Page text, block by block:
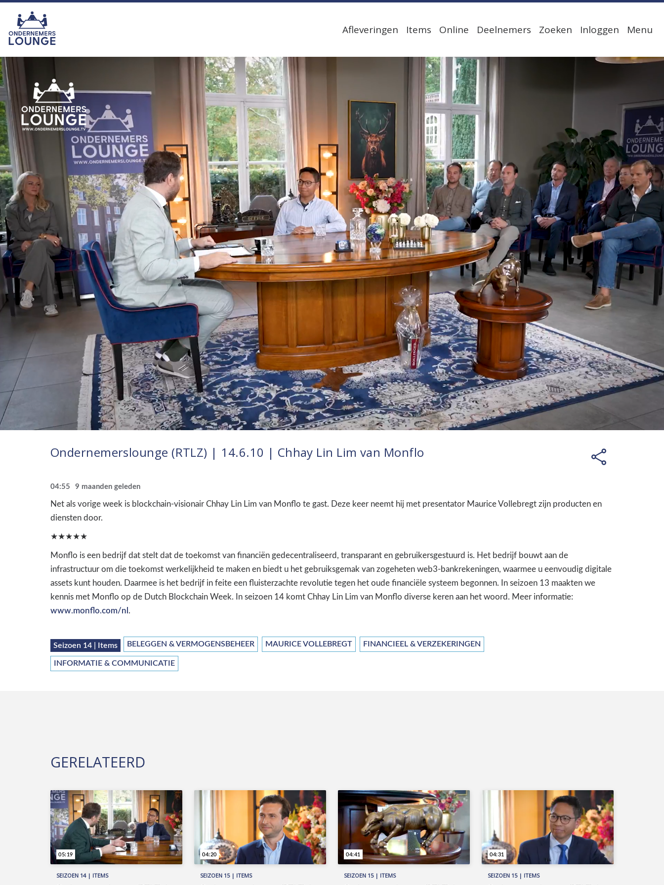
Afleveringen Items Online Deelnemers Zoeken Inloggen Menu
Ondernemerslounge (RTLZ) | 14.6.10 | Chhay Lin Lim van Monflo
04:55 9 maanden geleden
Net als vorige week is blockchain-visionair Chhay Lin Lim van Monflo te gast. Deze keer neemt hij met presentator Maurice Vollebregt zijn producten en
diensten door.
★★★★★
Monflo is een bedrijf dat stelt dat de toekomst van financiën gedecentraliseerd, transparant en gebruikersgestuurd is. Het bedrijf bouwt aan de
infrastructuur om die toekomst werkelijkheid te maken en biedt u het gebruiksgemak van zogeheten web3-bankrekeningen, waarmee u eenvoudig digitale
assets kunt houden. Daarmee is het bedrijf in feite een fluisterzachte revolutie tegen het oude financiële systeem begonnen. In seizoen 13 maakten we
kennis met Monflo op de Dutch Blockchain Week. In seizoen 14 komt Chhay Lin Lim van Monflo diverse keren aan het woord. Meer informatie:
www.monflo.com/nl .
Seizoen 14 | Items BELEGGEN & VERMOGENSBEHEER MAURICE VOLLEBREGT FINANCIEEL & VERZEKERINGEN
INFORMATIE & COMMUNICATIE
GERELATEERD
SEIZOEN 14 | ITEMS
05:19
SEIZOEN 15 | ITEMS
04:20
SEIZOEN 15 | ITEMS
04:41
SEIZOEN 15 | ITEMS
04:31
van het seizoen was echter zonder
twijfel onze eigen ras-ondernemer
Hemmie Kerklingh (o.a. van
KAV2GO), die met zijn energie,
programma is en blijft. In het najaar
zijn we er met seizoen 16. U kijkt
dan ook weer toch?